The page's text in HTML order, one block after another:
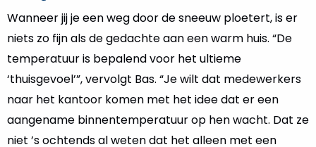
Wanneer jij je een weg door de sneeuw ploetert, is er
niets zo fijn als de gedachte aan een warm huis. “De
temperatuur is bepalend voor het ultieme
‘thuisgevoel’”, vervolgt Bas. “Je wilt dat medewerkers
naar het kantoor komen met het idee dat er een
aangename binnentemperatuur op hen wacht. Dat ze
niet ’s ochtends al weten dat het alleen met een